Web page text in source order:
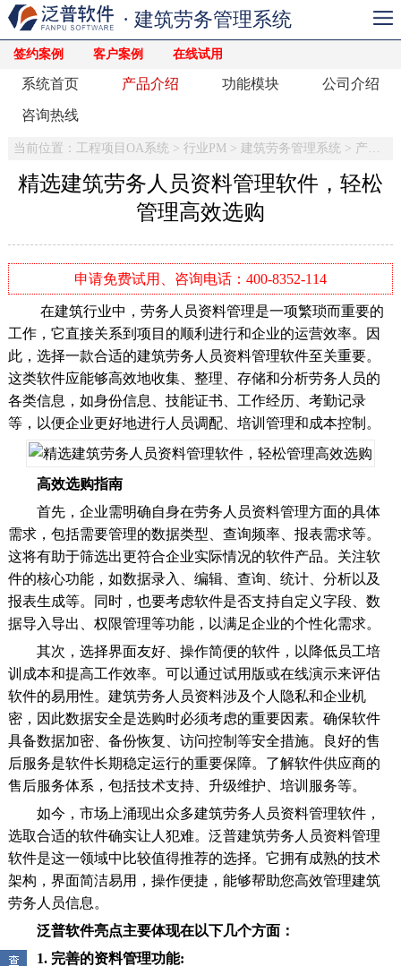
签约案例 客户案例 在线试用
· 建筑劳务管理系统
系统首页 产品介绍 功能模块 公司介绍
咨询热线
当前位置： 工程项目OA系统 > 行业PM> 建筑劳务管理系统 > 产品介绍
精选建筑劳务人员资料管理软件，轻松
管理高效选购
申请免费试用、咨询电话：400-8352-114
在建筑行业中，劳务人员资料管理是一项繁琐而重要的
工作，它直接关系到项目的顺利进行和企业的运营效率。因
此，选择一款合适的建筑劳务人员资料管理软件至关重要。
这类软件应能够高效地收集、整理、存储和分析劳务人员的
各类信息，如身份信息、技能证书、工作经历、考勤记录
等，以便企业更好地进行人员调配、培训管理和成本控制。
高效选购指南
首先，企业需明确自身在劳务人员资料管理方面的具体
需求，包括需要管理的数据类型、查询频率、报表需求等。
这将有助于筛选出更符合企业实际情况的软件产品。关注软
件的核心功能，如数据录入、编辑、查询、统计、分析以及
报表生成等。同时，也要考虑软件是否支持自定义字段、数
据导入导出、权限管理等功能，以满足企业的个性化需求。
其次，选择界面友好、操作简便的软件，以降低员工培
训成本和提高工作效率。可以通过试用版或在线演示来评估
软件的易用性。建筑劳务人员资料涉及个人隐私和企业机
密，因此数据安全是选购时必须考虑的重要因素。确保软件
具备数据加密、备份恢复、访问控制等安全措施。良好的售
后服务是软件长期稳定运行的重要保障。了解软件供应商的
售后服务体系，包括技术支持、升级维护、培训服务等。
如今，市场上涌现出众多建筑劳务人员资料管理软件，
选取合适的软件确实让人犯难。泛普建筑劳务人员资料管理
软件是这一领域中比较值得推荐的选择。它拥有成熟的技术
架构，界面简洁易用，操作便捷，能够帮助您高效管理建筑
劳务人员信息。
泛普软件亮点主要体现在以下几个方面：
1. 完善的资料管理功能: